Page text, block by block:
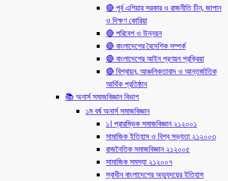
🔴 পূর্ব এশিয়ার সরকার ও রাজনীতি চীন, জাপান
ও দিক্ষণ কোরিয়া
🔴 পরিবেশ ও উন্নয়ন
🔴 বাংলাদেশের বৈদেশিক সম্পর্ক
🔴 বাংলাদেশের আইন প্রণয়ন প্রক্রিয়া
🔴 বিশ্বায়ন, আঞ্চলিকতাবাদ ও আন্তর্জাতিক
আর্থিক প্রতিষ্ঠান
📚 অনার্স সমাজবিজ্ঞান বিভাগ
১ম বর্ষ অনার্স সমাজবিজ্ঞান
১। প্রারম্ভিক সমাজবিজ্ঞান ২১২০০১
সামাজিক ইতিহাস ও বিশ্ব সভ্যতা ২১২০০৩
রাজনৈতিক সমাজবিজ্ঞান ২১২০০৫
সামাজিক সমস্যা ২১২০০৭
স্বাধীন বাংলাদেশের অভ্যুদয়ের ইতিহাস